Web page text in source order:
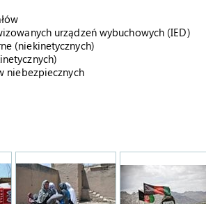
urządzeń wybuchowych (IED)
(niekinetycznych)
niebezpiecznych